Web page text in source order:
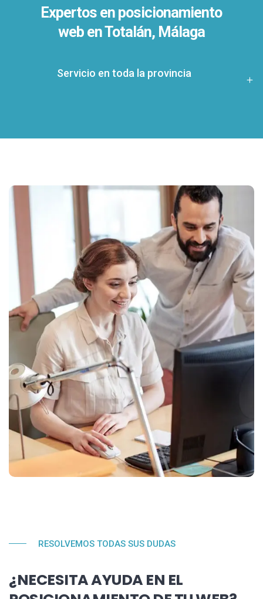
Expertos en posicionamiento
web en Totalán, Málaga
Servicio en toda la provincia
RESOLVEMOS TODAS SUS DUDAS
¿NECESITA AYUDA EN EL